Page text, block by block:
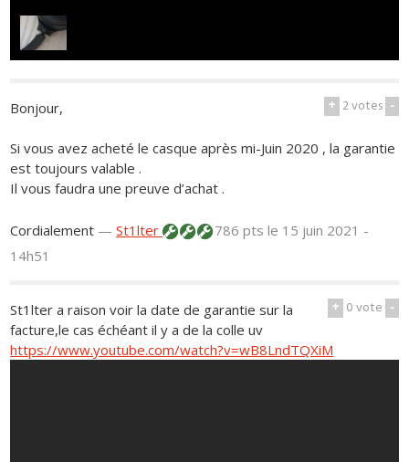
+ 2votes -
Bonjour,
Si vous avez acheté le casque après mi-Juin 2020 , la garantie
est toujours valable .
Il vous faudra une preuve d’achat .
Cordialement —St1lter 786 ptsle 15 juin 2021 -
14h51
+ 0vote -
St1lter a raison voir la date de garantie sur la
facture,le cas échéant il y a de la colle uv
https://www.youtube.com/watch?v=wB8LndTQXiM